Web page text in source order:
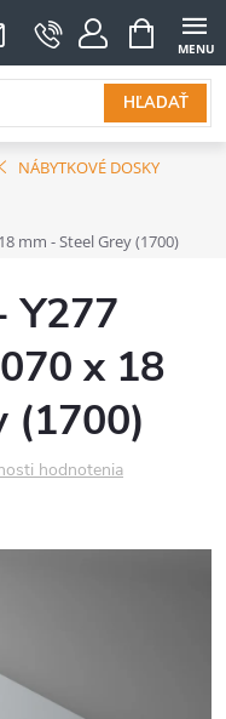
HĽADAŤ
NÁKUPNÝ
KOŠÍK
NÁBYTKOVÉ DOSKY
mm - Steel Grey (1700)
Y277
x 18
(1700)
hodnotenia